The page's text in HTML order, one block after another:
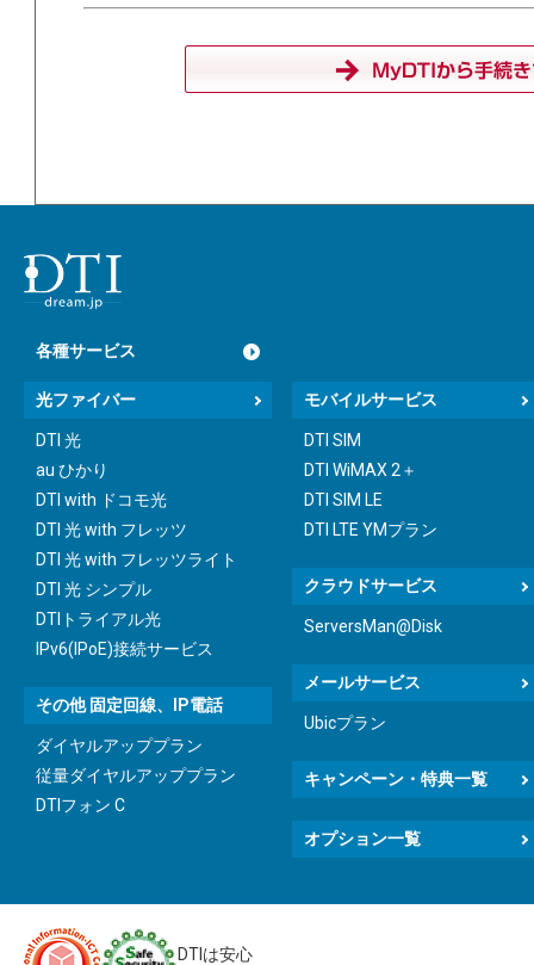
各種サービス
光ファイバー
DTI 光
au ひかり
DTI with ドコモ光
DTI 光 with フレッツ
DTI 光 with フレッツライト
DTI 光 シンプル
DTIトライアル光
IPv6(IPoE)接続サービス
その他 固定回線、IP電話
ダイヤルアッププラン
従量ダイヤルアッププラン
DTIフォン C
モバイルサービス
DTI SIM
DTI WiMAX 2＋
DTI SIM LE
DTI LTE YMプラン
クラウドサービス
ServersMan@Disk
メールサービス
Ubicプラン
キャンペーン・特典一覧
オプション一覧
DTIは安心